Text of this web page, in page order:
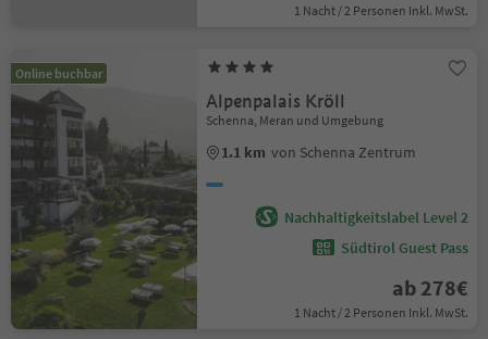
1 Nacht / 2 Personen Inkl. MwSt.
Online buchbar
Alpenpalais Kröll
Schenna, Meran und Umgebung
1.1 km von Schenna Zentrum
Nachhaltigkeitslabel Level 2
Südtirol Guest Pass
ab 278€
1 Nacht / 2 Personen Inkl. MwSt.